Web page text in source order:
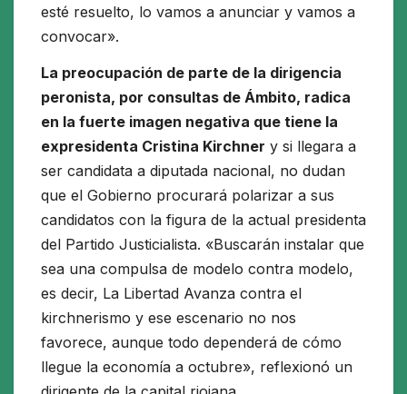
esté resuelto, lo vamos a anunciar y vamos a
convocar».
La preocupación de parte de la dirigencia
peronista, por consultas de Ámbito, radica
en la fuerte imagen negativa que tiene la
expresidenta Cristina Kirchner y si llegara a
ser candidata a diputada nacional, no dudan
que el Gobierno procurará polarizar a sus
candidatos con la figura de la actual presidenta
del Partido Justicialista. «Buscarán instalar que
sea una compulsa de modelo contra modelo,
es decir, La Libertad Avanza contra el
kirchnerismo y ese escenario no nos
favorece, aunque todo dependerá de cómo
llegue la economía a octubre», reflexionó un